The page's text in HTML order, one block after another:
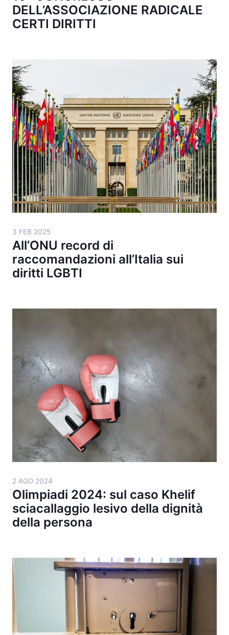
DELL’ASSOCIAZIONE RADICALE
CERTI DIRITTI
3 FEB 2025
All’ONU record di
raccomandazioni all’Italia sui
diritti LGBTI
2 AGO 2024
Olimpiadi 2024: sul caso Khelif
sciacallaggio lesivo della dignità
della persona